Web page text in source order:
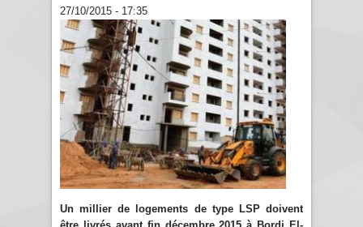
27/10/2015 - 17:35
Un millier de logements de type LSP doivent